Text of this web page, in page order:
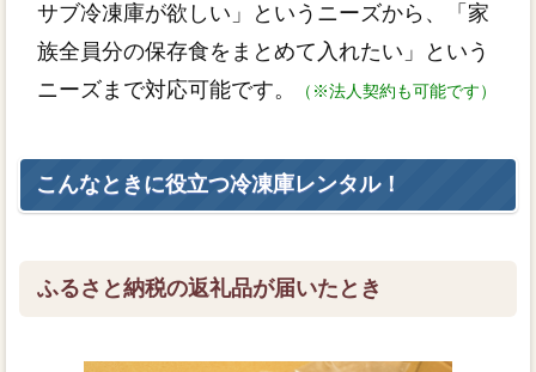
サブ冷凍庫が欲しい」というニーズから、「家
族全員分の保存食をまとめて入れたい」という
ニーズまで対応可能です。
（※法人契約も可能です）
こんなときに役立つ冷凍庫レンタル！
ふるさと納税の返礼品が届いたとき